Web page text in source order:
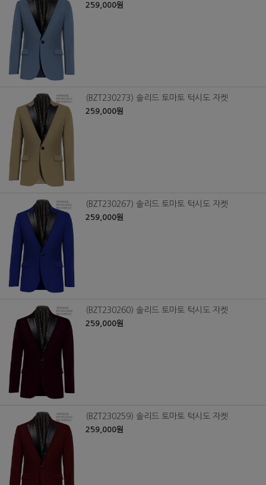
259,000원
(BZT230273) 솔리드 토마토 턱시도 자켓
259,000원
(BZT230267) 솔리드 토마토 턱시도 자켓
259,000원
(BZT230260) 솔리드 토마토 턱시도 자켓
259,000원
(BZT230259) 솔리드 토마토 턱시도 자켓
259,000원